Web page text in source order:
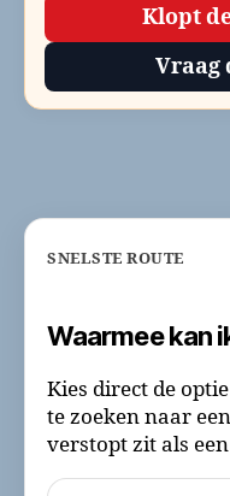
Klopt
Vraag
SNELSTE ROUTE
Waarmee kan
Kies direct de
te zoeken naar
verstopt zit als